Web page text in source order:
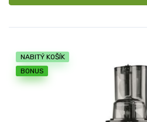
NABITÝ KOŠÍK
BONUS